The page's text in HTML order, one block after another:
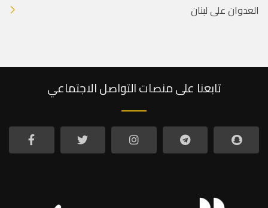
العدوان على لبنان
تابعنا على منصات التواصل الاجتماعي